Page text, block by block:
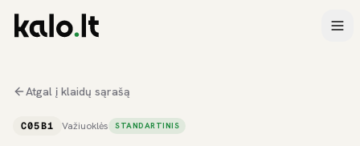
Atgal į klaidų sąrašą
C05B1 Važiuoklės STANDARTINIS